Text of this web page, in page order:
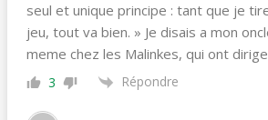
seul et unique principe : tant que je
jeu, tout va bien. » Je disais a mon
meme chez les Malinkes, qui ont dirige
3 Répondre